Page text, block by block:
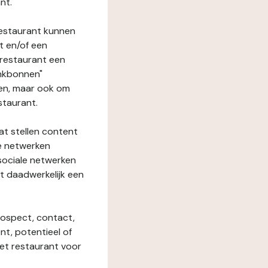
kunnen
en/of een
een
maar ook om
stellen content
netwerken
netwerken
een
contact,
potentieel of
restaurant voor